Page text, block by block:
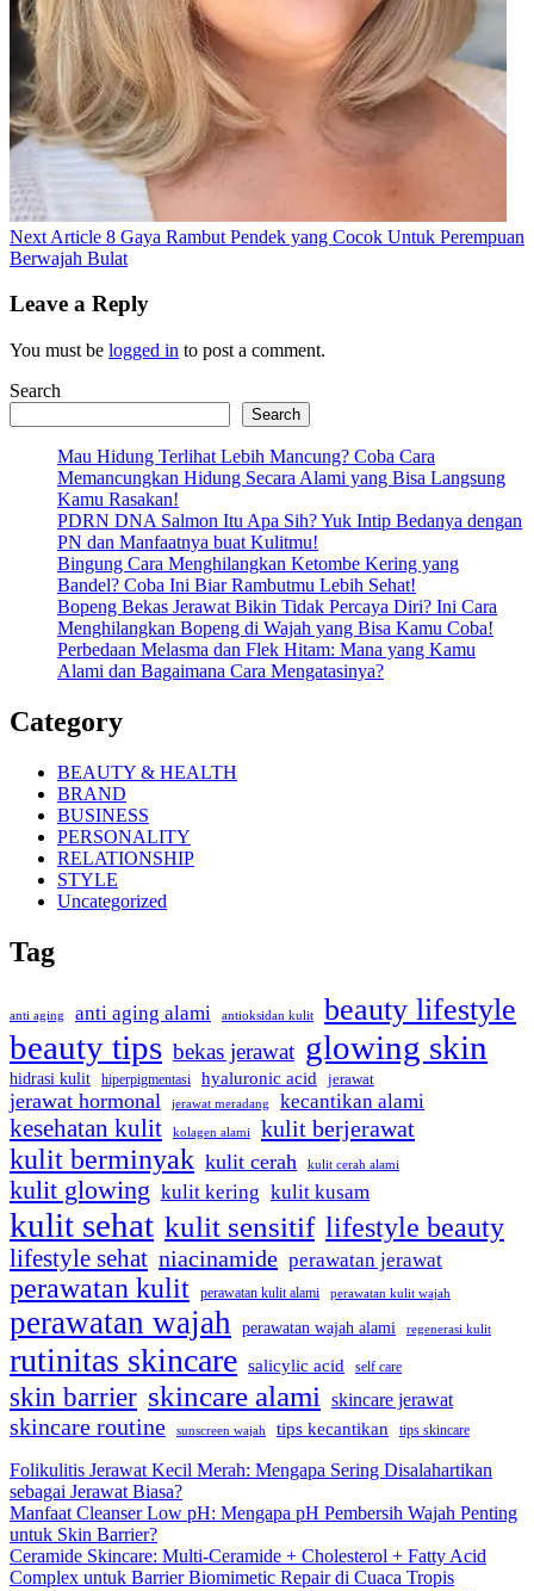
Next Article Next
Post:
8 Gaya Rambut Pendek yang Cocok Untuk Perempuan
Berwajah Bulat
Leave a Reply
You must be logged in to post a comment.
Search
Search
Mau Hidung Terlihat Lebih Mancung? Coba Cara
Memancungkan Hidung Secara Alami yang Bisa Langsung
Kamu Rasakan!
PDRN DNA Salmon Itu Apa Sih? Yuk Intip Bedanya dengan
PN dan Manfaatnya buat Kulitmu!
Bingung Cara Menghilangkan Ketombe Kering yang
Bandel? Coba Ini Biar Rambutmu Lebih Sehat!
Bopeng Bekas Jerawat Bikin Tidak Percaya Diri? Ini Cara
Menghilangkan Bopeng di Wajah yang Bisa Kamu Coba!
Perbedaan Melasma dan Flek Hitam: Mana yang Kamu
Alami dan Bagaimana Cara Mengatasinya?
Category
BEAUTY & HEALTH
BRAND
BUSINESS
PERSONALITY
RELATIONSHIP
STYLE
Uncategorized
Tag
anti aging anti aging alami antioksidan kulit beauty lifestyle
beauty tips bekas jerawat glowing skin
hidrasi kulit hiperpigmentasi hyaluronic acid jerawat
jerawat hormonal jerawat meradang kecantikan alami
kesehatan kulit kolagen alami kulit berjerawat
kulit berminyak kulit cerah kulit cerah alami
kulit glowing kulit kering kulit kusam
kulit sehat kulit sensitif lifestyle beauty
lifestyle sehat niacinamide perawatan jerawat
perawatan kulit perawatan kulit alami perawatan kulit wajah
perawatan wajah perawatan wajah alami regenerasi kulit
rutinitas skincare salicylic acid self care
skin barrier skincare alami skincare jerawat
skincare routine sunscreen wajah tips kecantikan tips skincare
Folikulitis Jerawat Kecil Merah: Mengapa Sering Disalahartikan
sebagai Jerawat Biasa?
Manfaat Cleanser Low pH: Mengapa pH Pembersih Wajah Penting
untuk Skin Barrier?
Ceramide Skincare: Multi-Ceramide + Cholesterol + Fatty Acid
Complex untuk Barrier Biomimetic Repair di Cuaca Tropis